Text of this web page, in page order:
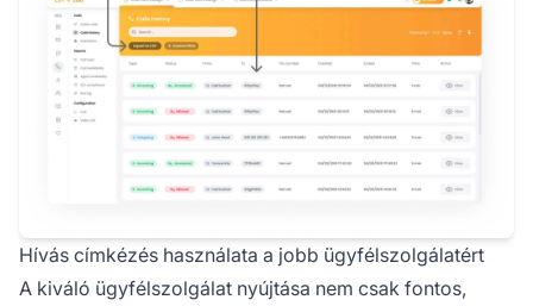
Hívás címkézés használata a jobb ügyfélszolgálatért
A kiváló ügyfélszolgálat nyújtása nem csak fontos,